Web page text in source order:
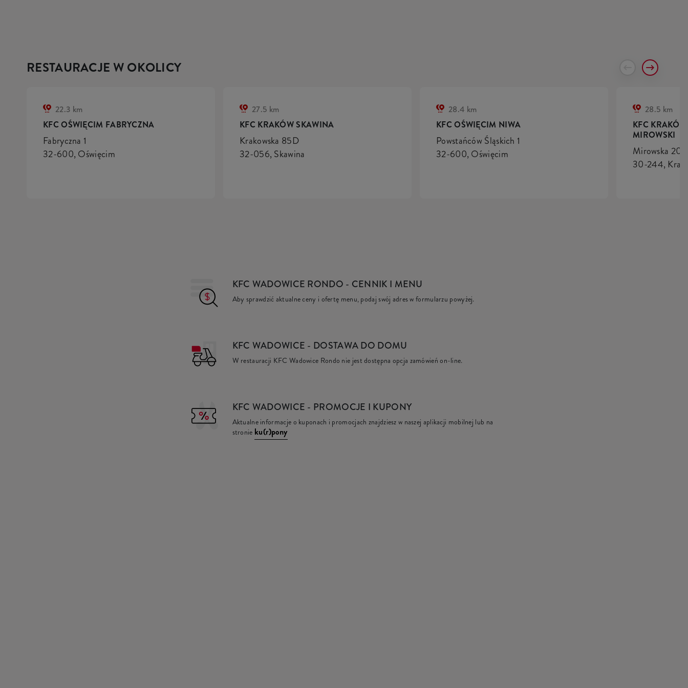
RESTAURACJE W OKOLICY
KFC OŚWIĘCIM FABRYCZNA
Fabryczna 1
32-600, Oświęcim
22.3 km
KFC KRAKÓW SKAWINA
Krakowska 85D
32-056, Skawina
27.5 km
KFC OŚWIĘCIM NIWA
Powstańców Śląskich 1
32-600, Oświęcim
28.4 km
KFC
MIROWSKI
Mirowska 203
30-244,
28.5 km
KFC WADOWICE RONDO - CENNIK I MENU
Aby sprawdzić aktualne ceny i ofertę menu, podaj swój adres w formularzu powyżej.
KFC WADOWICE - DOSTAWA DO DOMU
W restauracji KFC Wadowice Rondo nie jest dostępna opcja zamówień on-line.
KFC WADOWICE - PROMOCJE I KUPONY
Aktualne informacje o kuponach i promocjach znajdziesz w naszej aplikacji mobilnej lub na
stronie ku(r)pony